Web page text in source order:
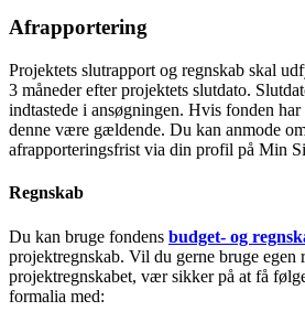
Afrapportering
Projektets slutrapport og regnskab skal
3 måneder efter projektets slutdato.
indtastede i ansøgningen. Hvis fonden
denne være gældende. Du kan anmode
afrapporteringsfrist via din profil på Min
Regnskab
Du kan bruge fondens budget- og
projektregnskab. Vil du gerne bruge egen
projektregnskabet, vær sikker på at få
formalia med: